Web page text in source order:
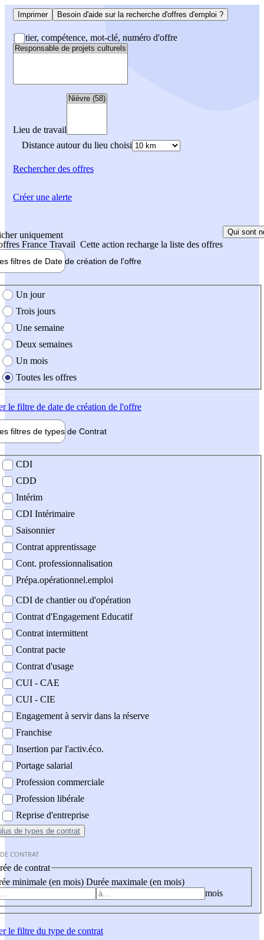
Imprimer Besoin d'aide sur la recherche d'offres d'emploi ?
Métier, compétence, mot-clé, numéro d'offre
Lieu de travail
Distance autour du lieu choisi
Rechercherdes offres
uniquement
France Travail Cette action recharge la liste des offres
Qui sont
filtres de Date de création de l'offre
création de l'offre
Un jour
Trois jours
Une semaine
Deux semaines
Un mois
Toutes les offres
le filtre de date de création de l'offre
filtres de types de Contrat
contrat
CDI
CDD
Intérim
CDI Intérimaire
Saisonnier
Contrat apprentissage
Cont. professionnalisation
Prépa.opérationnel.emploi
CDI de chantier ou d'opération
Contrat d'Engagement Educatif
Contrat intermittent
Contrat pacte
Contrat d'usage
CUI - CAE
CUI - CIE
Engagement à servir dans la réserve
Franchise
Insertion par l'activ.éco.
Portage salarial
Profession commerciale
Profession libérale
Reprise d'entreprise
de types de contrat
CONTRAT
de contrat
minimale (en mois) Durée maximale (en mois)
mois
le filtre du type de contrat
Créer une alerte